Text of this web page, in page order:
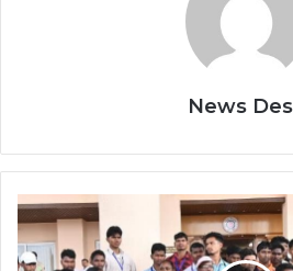
News
नए
विश्वास
के